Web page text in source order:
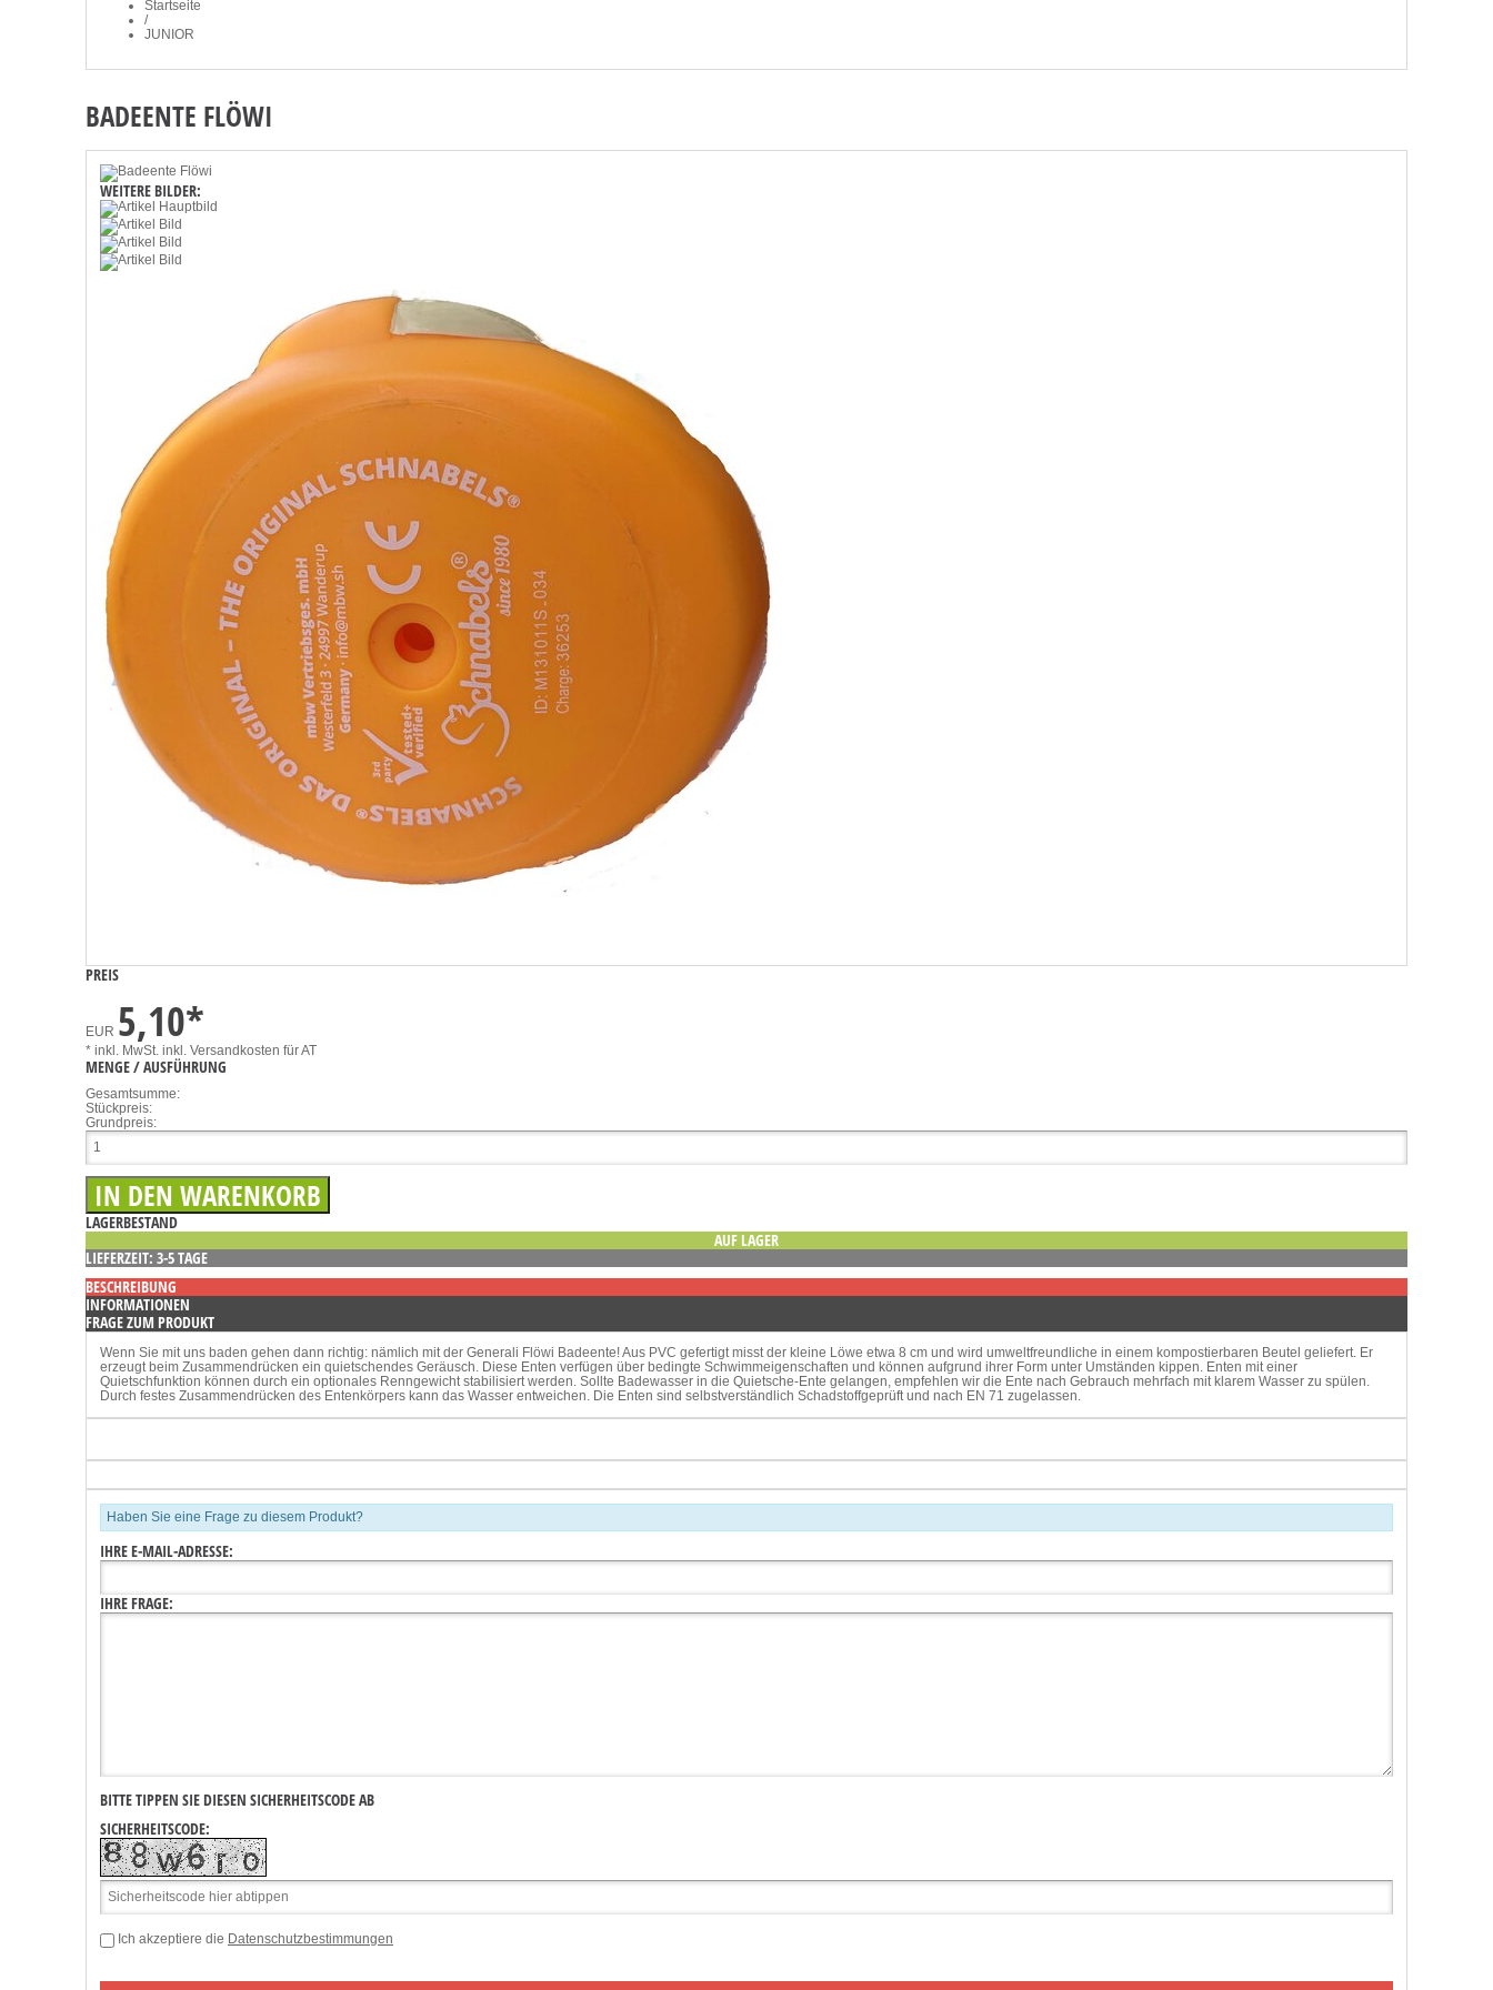
Startseite
/
JUNIOR
BADEENTE FLÖWI
WEITERE BILDER:
PREIS
EUR 5,10*
* inkl. MwSt. inkl. Versandkosten für AT
MENGE / AUSFÜHRUNG
Gesamtsumme:
Stückpreis:
Grundpreis:
LAGERBESTAND
AUF LAGER
LIEFERZEIT: 3-5 TAGE
BESCHREIBUNG
INFORMATIONEN
FRAGE ZUM PRODUKT
Wenn Sie mit uns baden gehen dann richtig: nämlich mit der Generali Flöwi Badeente! Aus PVC gefertigt misst der kleine Löwe etwa 8 cm und wird umweltfreundliche in einem kompostierbaren Beutel geliefert. Er
erzeugt beim Zusammendrücken ein quietschendes Geräusch. Diese Enten verfügen über bedingte Schwimmeigenschaften und können aufgrund ihrer Form unter Umständen kippen. Enten mit einer
Quietschfunktion können durch ein optionales Renngewicht stabilisiert werden. Sollte Badewasser in die Quietsche-Ente gelangen, empfehlen wir die Ente nach Gebrauch mehrfach mit klarem Wasser zu spülen.
Durch festes Zusammendrücken des Entenkörpers kann das Wasser entweichen. Die Enten sind selbstverständlich Schadstoffgeprüft und nach EN 71 zugelassen.
Haben Sie eine Frage zu diesem Produkt?
IHRE E-MAIL-ADRESSE:
IHRE FRAGE:
BITTE TIPPEN SIE DIESEN SICHERHEITSCODE AB
SICHERHEITSCODE:
Ich akzeptiere die Datenschutzbestimmungen